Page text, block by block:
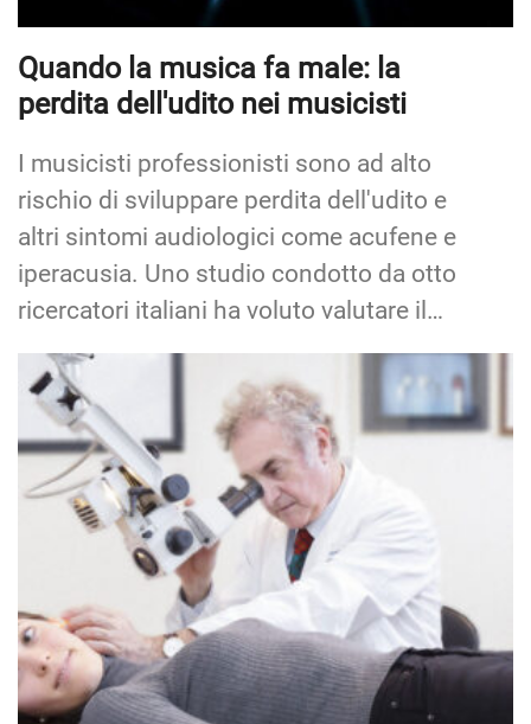
Quando la musica fa male: la
perdita dell'udito nei musicisti
I musicisti professionisti sono ad alto
rischio di sviluppare perdita dell'udito e
altri sintomi audiologici come acufene e
iperacusia. Uno studio condotto da otto
ricercatori italiani ha voluto valutare il…